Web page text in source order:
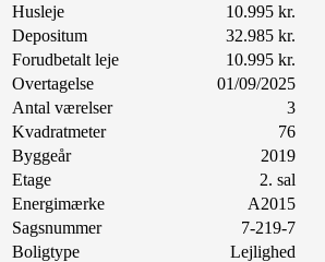
Husleje
10.995 kr.
Depositum
32.985 kr.
Forudbetalt leje
10.995 kr.
Overtagelse
01/09/2025
Antal værelser
3
Kvadratmeter
76
Byggeår
2019
Etage
2. sal
Energimærke
A2015
Sagsnummer
7-219-7
Boligtype
Lejlighed